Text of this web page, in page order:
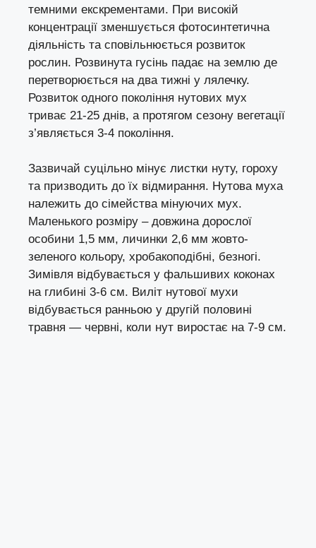
темними екскрементами. При високій
концентрації зменшується фотосинтетична
діяльність та сповільнюється розвиток
рослин. Розвинута гусінь падає на землю де
перетворюється на два тижні у лялечку.
Розвиток одного покоління нутових мух
триває 21-25 днів, а протягом сезону вегетації
з’являється 3-4 покоління.
Зазвичай суцільно мінує листки нуту, гороху
та призводить до їх відмирання. Нутова муха
належить до сімейства мінуючих мух.
Маленького розміру – довжина дорослої
особини 1,5 мм, личинки 2,6 мм жовто-
зеленого кольору, хробакоподібні, безногі.
Зимівля відбувається у фальшивих коконах
на глибині 3-6 см. Виліт нутової мухи
відбувається ранньою у другій половині
травня — червні, коли нут виростає на 7-9 см.